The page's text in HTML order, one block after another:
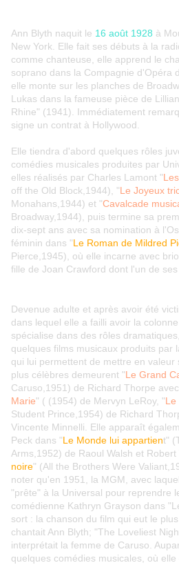
Ann Blyth naquit le 16 août 1928 à
New York. Elle fait ses débuts à la
comme chanteuse, elle apprend le
soprano dans la Compagnie d'Opéra
elle monte sur les planches de
Lukas dans la fameuse pièce de
Rhine" (1941). Immédiatement
signe un contrat à Hollywood.
Elle tiendra d'abord quelques rôles
comédies musicales produites par
elles réalisés par Charles Lamont "
off the Old Block,1944), "Le Joyeux
Monahans,1944) et "Cavalcade
Broadway,1944), puis termine sa
dix-sept ans avec sa nomination à
féminin dans "Le Roman de Mildred
Pierce,1945), où elle incarne avec
fille de Joan Crawford dont l'un de ses
Devenue adulte et après avoir été
dans lequel elle a failli avoir la
spécialise dans des rôles
quelques films musicaux produits par
qui lui permettent de mettre en valeur
plus célèbres demeurent "Le Grand
Caruso,1951) de Richard Thorpe
Marie" ( (1954) de Mervyn LeRoy, "Le
Student Prince,1954) de Richard
Vincente Minnelli. Elle apparaît
Peck dans "Le Monde lui appartient"
Arms,1952) de Raoul Walsh et Robert
noire" (All the Brothers Were
noter qu'en 1951, la MGM, avec
"prête" à la Universal pour reprendre
comédienne Kathryn Grayson dans
sort : la chanson du film qui eut le
chantait Ann Blyth; "The Loveliest
interprétait la femme de Caruso.
quelques comédies musicales, où